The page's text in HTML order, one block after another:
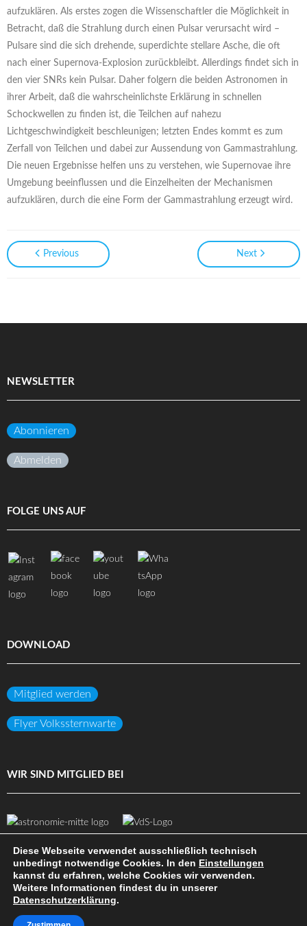
aufzuklären. Als erstes zogen die Wissenschaftler die Möglichkeit in
Betracht, daß die Strahlung durch einen Pulsar verursacht wird –
Pulsare sind die sich drehende, superdichte stellare Asche, die oft
nach einer Supernova-Explosion zurückbleibt. Allerdings findet sich in
den vier SNRs kein Pulsar. Daher folgern die beiden Astronomen in
ihrer Arbeit, daß die wahrscheinlichste Erklärung in schnellen
Schockwellen zu finden ist, die Teilchen auf nahezu
Lichtgeschwindigkeit beschleunigen; letzten Endes kommt es zum
Zerfall von Teilchen und dabei zur Aussendung von Gammastrahlung.
Die neuen Ergebnisse helfen uns zu verstehen, wie Supernovae ihre
Umgebung beeinflussen und die Einzelheiten der Mechanismen
aufzuklären, durch die eine Form der Gammastrahlung erzeugt wird.
Previous Next
NEWSLETTER
Abonnieren
Abmelden
FOLGE UNS AUF
DOWNLOAD
Mitglied werden
Flyer Volkssternwarte
WIR SIND MITGLIED BEI
(c) Volkssternwarte Darmstadt e.V.
DATENSCHUTZ IMPRESSUM
Diese Webseite verwendet ausschließlich technisch
unbedingt notwendige Cookies. In den Einstellungen
kannst du erfahren, welche Cookies wir verwenden.
Weitere Informationen findest du in unserer
Datenschutzerklärung.